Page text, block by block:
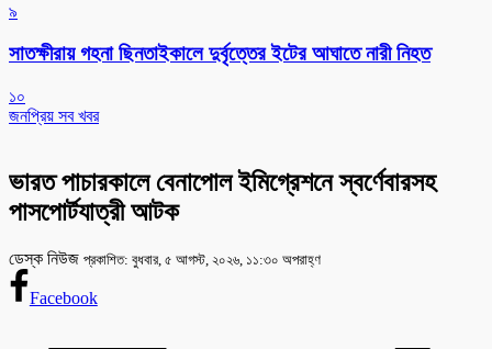
৯
সাতক্ষীরায় গহনা ছিনতাইকালে দুর্বৃত্তের ইটের আঘাতে নারী নিহত
১০
জনপ্রিয় সব খবর
ভারত পাচারকালে বেনাপোল ইমিগ্রেশনে স্বর্ণেবারসহ
পাসপোর্টযাত্রী আটক
ডেস্ক নিউজ প্রকাশিত: বুধবার, ৫ আগস্ট, ২০২৬, ১১:৩০ অপরাহ্ণ
Facebook